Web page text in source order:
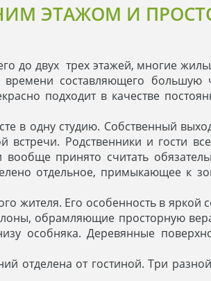
ЭТАЖОМ И
до двух трех этажей, многие
составляющего большую
подходит в качестве
в одну студию. Собственный
Родственники и гости
принято считать
отдельное, примыкающее к
жителя. Его особенность в яркой
обрамляющие просторную
особняка. Деревянные
отделена от гостиной. Три